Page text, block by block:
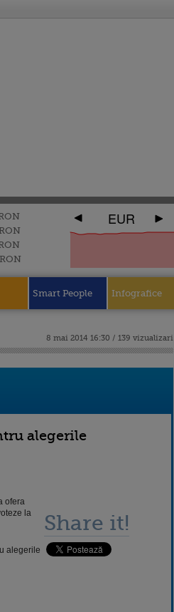
RON
RON
EUR
Smart People Infografice
8 mai 2014 16:30 / 139 vizualizari
alegerile
ofera
la
alegerile
Share it!